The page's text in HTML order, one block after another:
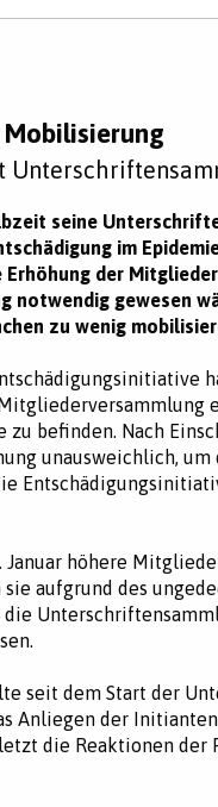
seine
im
der
notwendig gewesen
zu wenig
befinden. Nach
unausweichlich,
höhere
aufgrund des
seit dem Start der
Anliegen der
die Reaktionen der